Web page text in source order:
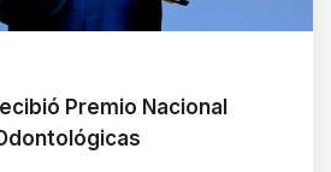
Premio Nacional